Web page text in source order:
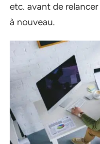
etc. avant de
à nouveau.